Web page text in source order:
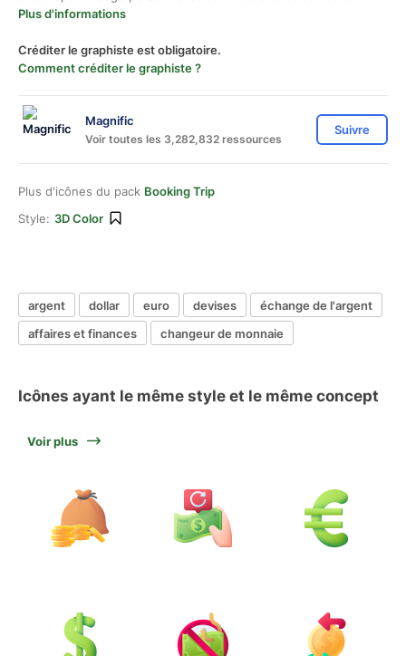
Plus d'informations
Créditer le graphiste est obligatoire.
Comment créditer le graphiste ?
Magnific
Voir toutes les 3,282,832 ressources
Suivre
Plus d'icônes du pack Booking Trip
Style: 3D Color
argent dollar euro devises
échange de l'argent
affaires et finances
changeur de monnaie
Icônes ayant le même style et le même concept
Voir plus